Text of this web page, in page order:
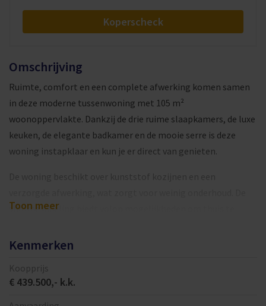
Koperscheck
Omschrijving
Ruimte, comfort en een complete afwerking komen samen
in deze moderne tussenwoning met 105 m²
woonoppervlakte. Dankzij de drie ruime slaapkamers, de luxe
keuken, de elegante badkamer en de mooie serre is deze
woning instapklaar en kun je er direct van genieten.
slimme indeling biedt volop mogelijkheden om thuis te
gezin, terwijl de serre een fijne extra ruimte biedt om zowel
Kortom: een complete, goed onderhouden en instapklare
Toon meer
Kenmerken
Koopprijs
€ 439.500,- k.k.